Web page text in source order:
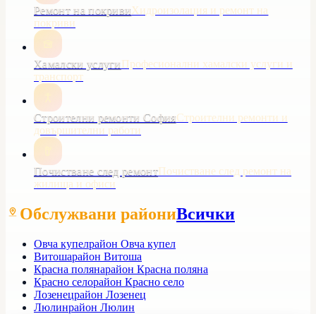
Ремонт на покривиХидроизолация и ремонт на
покриви
Хамалски услугиПрофесионални хамалски услуги и
транспорт
Строителни ремонти СофияСтроителни ремонти и
довършителни работи
Почистване след ремонтПочистване след ремонт на
жилища и офиси
Обслужвани райониВсички
Овча купелрайон Овча купел
Витошарайон Витоша
Красна полянарайон Красна поляна
Красно селорайон Красно село
Лозенецрайон Лозенец
Люлинрайон Люлин